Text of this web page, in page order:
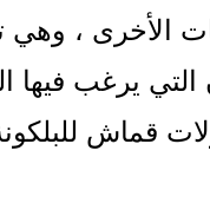
الأخرى ،
التي يرغب فيها
قماش